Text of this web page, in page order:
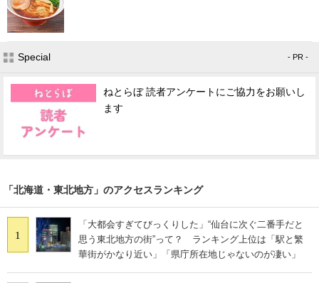
Special - PR -
ねとらぼ 読者アンケートにご協力をお願いし
ます
「北海道・東北地方」のアクセスランキング
1
「大都会すぎてびっくりした」“仙台に次ぐ二番手だと
思う東北地方の街”って？ ランキング上位は「駅と繁
華街がかなり近い」「県庁所在地じゃないのが凄い」